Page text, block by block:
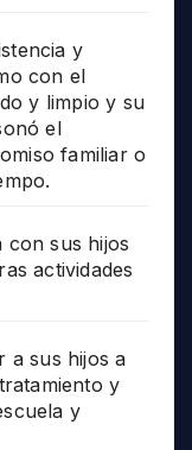
y
con el
y limpio y su
el
familiar o
con sus hijos
actividades
a sus hijos a
y
y